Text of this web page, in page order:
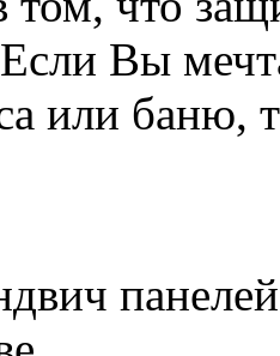
Вы
или баню,